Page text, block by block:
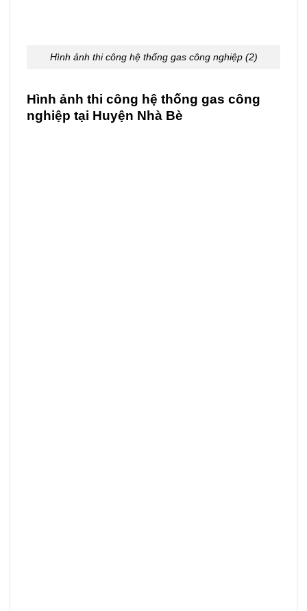
Hình ảnh thi công hệ thống gas công nghiệp (2)
Hình ảnh thi công hệ thống gas công
nghiệp tại Huyện Nhà Bè